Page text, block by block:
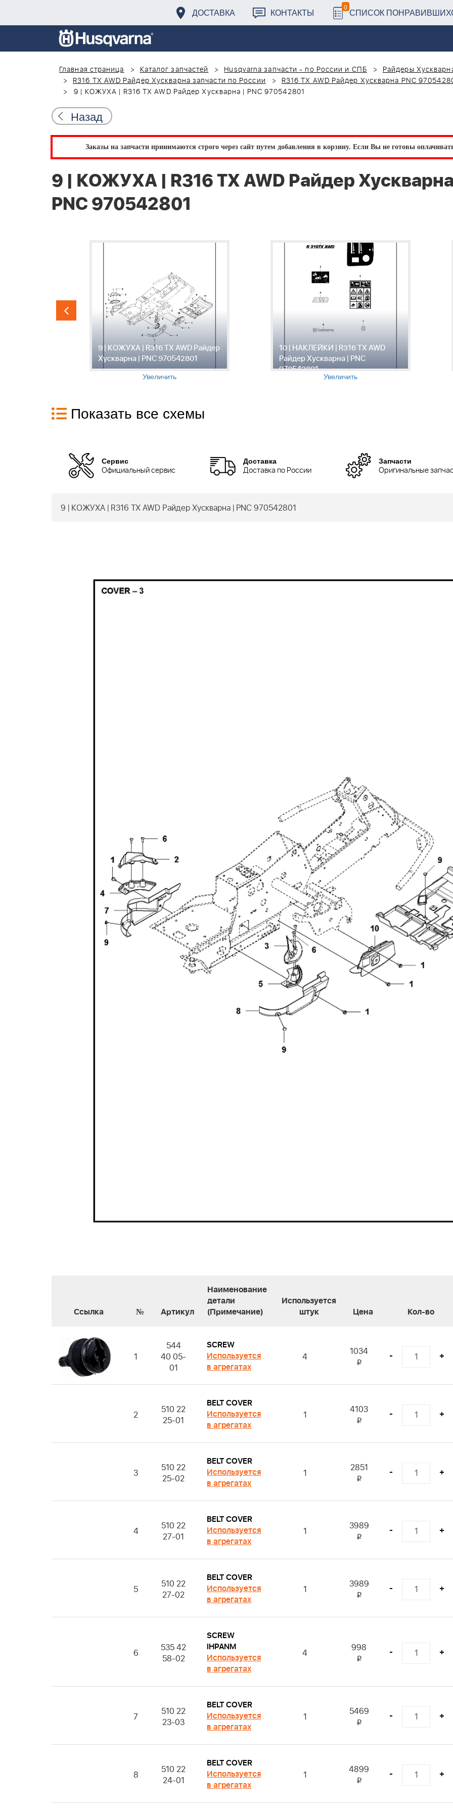
ДОСТАВКА КОНТАКТЫ 0 СПИСОК
Главная страница Каталог запчастей Husqvarna запчасти - по России и СПБ
Райдеры
R316 TX AWD Райдер Хускварна запчасти по России
R316 TX AWD Райдер Хускварна PNC
9 | КОЖУХА | R316 TX AWD Райдер Хускварна | PNC 970542801
Назад
Заказы на запчасти принимаются строго через сайт путем добавления в корзину. Если Вы не готовы
9 | КОЖУХА | R316 TX AWD Райдер
PNC 970542801
9 | КОЖУХА | R316 TX AWD Райдер
Хускварна | PNC 970542801
Увеличить
10 | НАКЛЕЙКИ | R316 TX AWD
Райдер Хускварна | PNC
970542801
Увеличить
Показать все схемы
Сервис
Официальный сервис
Доставка
Доставка по России
Запчасти
Оригинальные
9 | КОЖУХА | R316 TX AWD Райдер Хускварна | PNC 970542801
Ссылка № Артикул
Наименование
детали
(Примечание)
Используется
штук
Цена Кол-во
1
544
40 05-
01
SCREW
Используется
в агрегатах
4 1034
i
- +
2
510 22
25-01
BELT COVER
Используется
в агрегатах
1 4103
i
- +
3
510 22
25-02
BELT COVER
Используется
в агрегатах
1 2851
i
- +
4
510 22
27-01
BELT COVER
Используется
в агрегатах
1 3989
i
- +
5
510 22
27-02
BELT COVER
Используется
в агрегатах
1 3989
i
- +
6
535 42
58-02
SCREW
IHPANM
Используется
в агрегатах
4 998
i
- +
7
510 22
23-03
BELT COVER
Используется
в агрегатах
1 5469
i
- +
8
510 22
24-01
BELT COVER
Используется
в агрегатах
1 4899
i
- +